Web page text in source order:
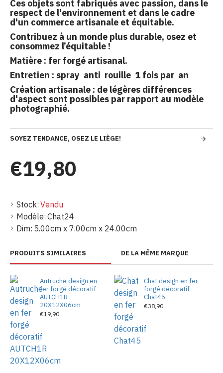
Ces objets sont fabriqués avec passion, dans le
respect de l'environnement et dans le cadre
d'un commerce artisanale et équitable.
Contribuez à un monde plus durable, osez et
consommez l’équitable !
Matière : fer forgé artisanal.
Entretien : spray anti rouille 1 fois par an
Création artisanale : de légères différences
d'aspect sont possibles par rapport au modèle
photographié.
SOYEZ TENDANCE, OSEZ LE LIÈGE!
Stock: Vendu
Modèle: Chat24
Dim: 5.00cm x 7.00cm x 24.00cm
€19,80
PRODUITS SIMILAIRES DE LA MÊME MARQUE
Autruche design en
fer forgé décoratif
AUTCH1R
20X12X06cm
€19,90
Chat design en fer
forgé décoratif
Chat45
€38,90